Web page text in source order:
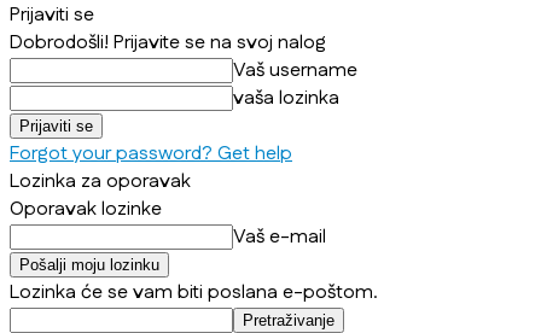
Prijaviti se
Dobrodošli! Prijavite se na svoj nalog
Vaš username
vaša lozinka
Forgot your password? Get help
Lozinka za oporavak
Oporavak lozinke
Vaš e-mail
Lozinka će se vam biti poslana e-poštom.